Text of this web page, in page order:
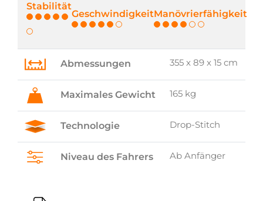
Stabilität
GeschwindigkeitManövrierfähigkeit
Abmessungen 355 x 89 x 15 cm
Maximales Gewicht 165 kg
Technologie Drop-Stitch
Niveau des Fahrers Ab Anfänger